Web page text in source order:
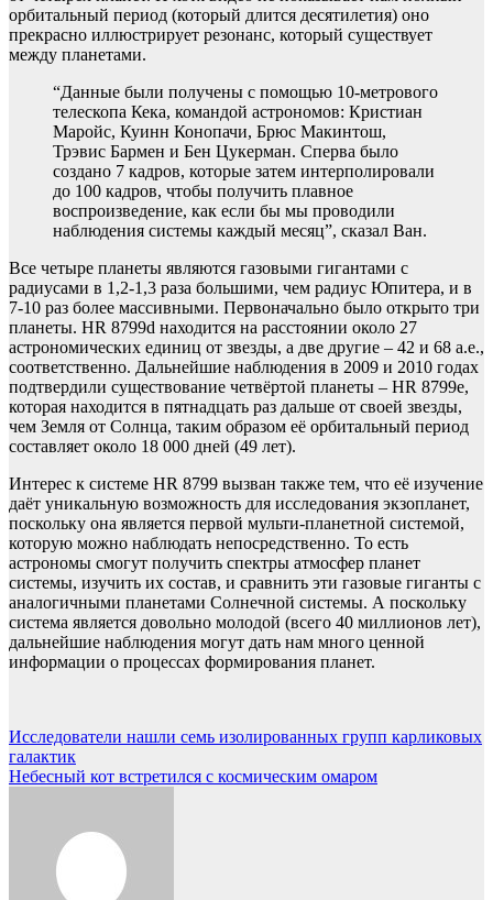
орбитальный период (который длится десятилетия) оно
прекрасно иллюстрирует резонанс, который существует
между планетами.
“Данные были получены с помощью 10-метрового
телескопа Кека, командой астрономов: Кристиан
Маройс, Куинн Конопачи, Брюс Макинтош,
Трэвис Бармен и Бен Цукерман. Сперва было
создано 7 кадров, которые затем интерполировали
до 100 кадров, чтобы получить плавное
воспроизведение, как если бы мы проводили
наблюдения системы каждый месяц”, сказал Ван.
Все четыре планеты являются газовыми гигантами с
радиусами в 1,2-1,3 раза большими, чем радиус Юпитера, и в
7-10 раз более массивными. Первоначально было открыто три
планеты. HR 8799d находится на расстоянии около 27
астрономических единиц от звезды, а две другие – 42 и 68 а.е.,
соответственно. Дальнейшие наблюдения в 2009 и 2010 годах
подтвердили существование четвёртой планеты – HR 8799е,
которая находится в пятнадцать раз дальше от своей звезды,
чем Земля от Солнца, таким образом её орбитальный период
составляет около 18 000 дней (49 лет).
Интерес к системе HR 8799 вызван также тем, что её изучение
даёт уникальную возможность для исследования экзопланет,
поскольку она является первой мульти-планетной системой,
которую можно наблюдать непосредственно. То есть
астрономы смогут получить спектры атмосфер планет
системы, изучить их состав, и сравнить эти газовые гиганты с
аналогичными планетами Солнечной системы. А поскольку
система является довольно молодой (всего 40 миллионов лет),
дальнейшие наблюдения могут дать нам много ценной
информации о процессах формирования планет.
Навигация
по
Исследователи нашли семь изолированных групп карликовых
галактик
Небесный кот встретился с космическим омаром